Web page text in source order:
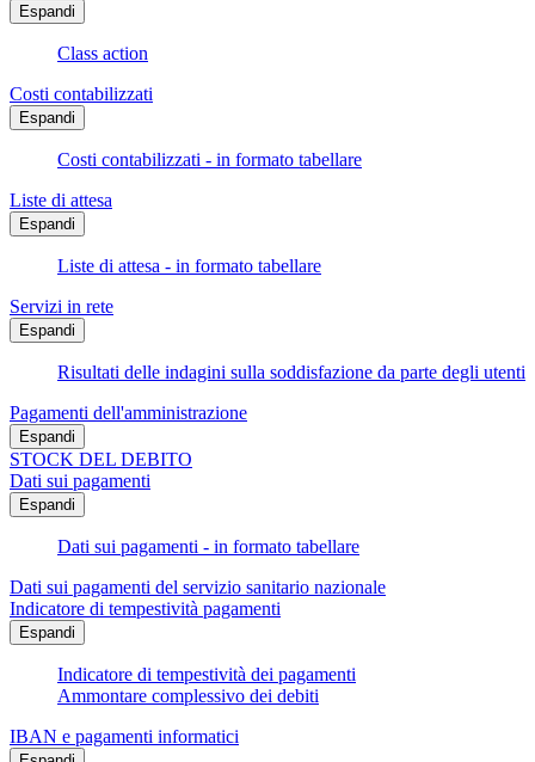
Espandi
Class action
Costi contabilizzati
Espandi
Costi contabilizzati - in formato tabellare
Liste di attesa
Espandi
Liste di attesa - in formato tabellare
Servizi in rete
Espandi
Risultati delle indagini sulla soddisfazione da parte degli utenti
Pagamenti dell'amministrazione
Espandi
STOCK DEL DEBITO
Dati sui pagamenti
Espandi
Dati sui pagamenti - in formato tabellare
Dati sui pagamenti del servizio sanitario nazionale
Indicatore di tempestività pagamenti
Espandi
Indicatore di tempestività dei pagamenti
Ammontare complessivo dei debiti
IBAN e pagamenti informatici